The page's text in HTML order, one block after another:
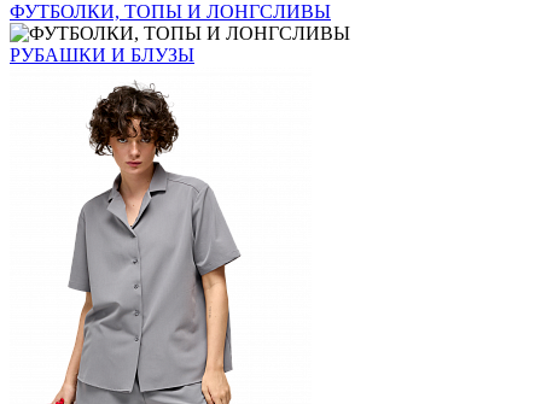
ФУТБОЛКИ, ТОПЫ И ЛОНГСЛИВЫ
РУБАШКИ И БЛУЗЫ